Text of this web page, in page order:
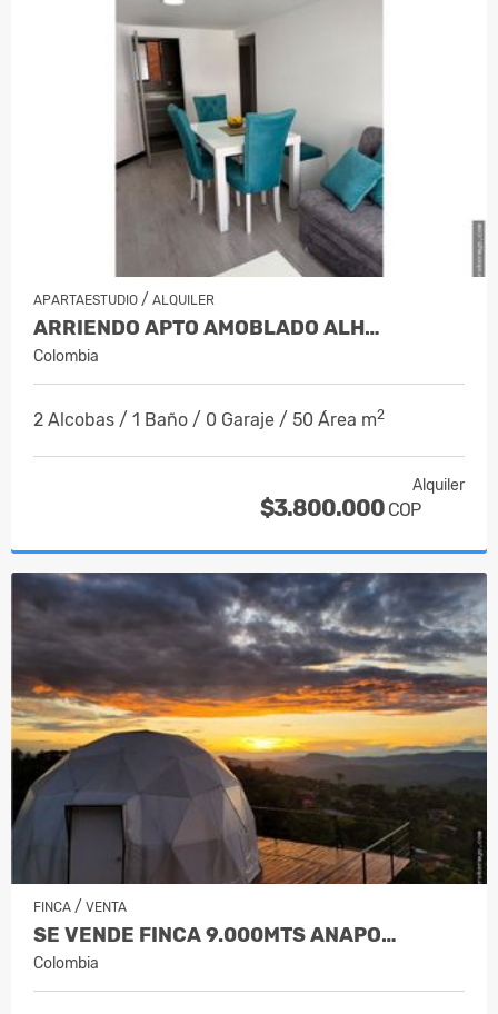
APARTAESTUDIO / ALQUILER
ARRIENDO APTO AMOBLADO ALH…
Colombia
2 Alcobas / 1 Baño / 0 Garaje / 50 Área m2
Alquiler
$3.800.000 COP
FINCA / VENTA
SE VENDE FINCA 9.000MTS ANAPO…
Colombia